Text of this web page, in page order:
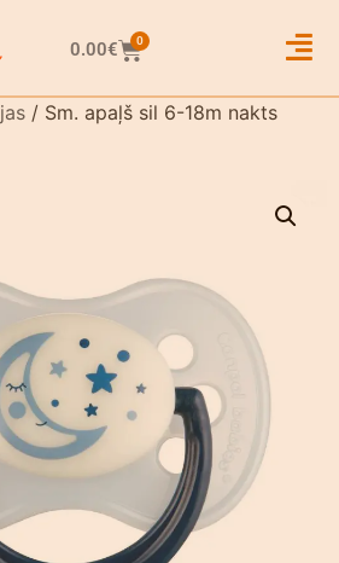
0.00€ 0
/ Sm. apaļš sil 6-18m nakts